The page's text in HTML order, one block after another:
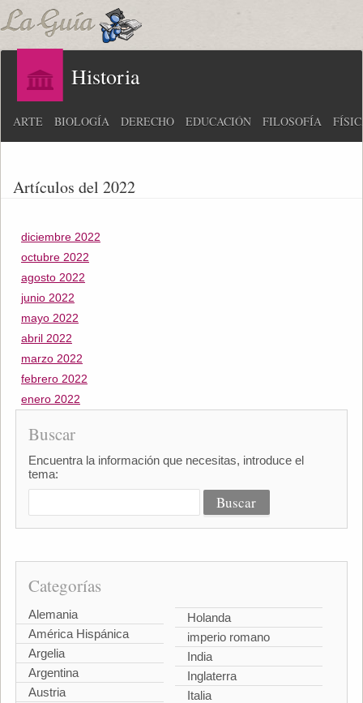
Historia
ARTE BIOLOGÍA DERECHO EDUCACIÓN FILOSOFÍA
Artículos del 2022
diciembre 2022
octubre 2022
agosto 2022
junio 2022
mayo 2022
abril 2022
marzo 2022
febrero 2022
enero 2022
Buscar
Encuentra la información que necesitas, introduce el
tema:
Categorías
Alemania
América Hispánica
Argelia
Argentina
Austria
Holanda
imperio romano
India
Inglaterra
Italia